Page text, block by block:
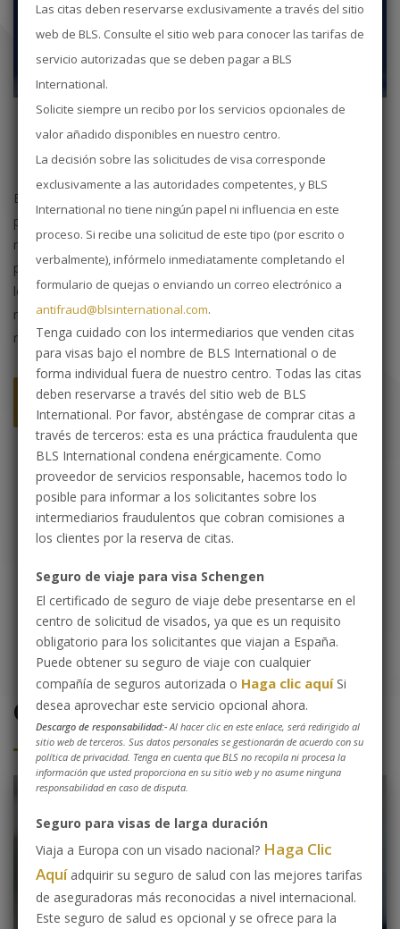
Las citas deben reservarse exclusivamente a través del sitio
web de BLS. Consulte el sitio web para conocer las tarifas de
servicio autorizadas que se deben pagar a BLS
International.
Solicite siempre un recibo por los servicios opcionales de
valor añadido disponibles en nuestro centro.
La decisión sobre las solicitudes de visa corresponde
exclusivamente a las autoridades competentes, y BLS
International no tiene ningún papel ni influencia en este
proceso. Si recibe una solicitud de este tipo (por escrito o
verbalmente), infórmelo inmediatamente completando el
formulario de quejas o enviando un correo electrónico a
antifraud@blsinternational.com.
Tenga cuidado con los intermediarios que venden citas
para visas bajo el nombre de BLS International o de
forma individual fuera de nuestro centro. Todas las citas
deben reservarse a través del sitio web de BLS
International. Por favor, absténgase de comprar citas a
través de terceros: esta es una práctica fraudulenta que
BLS International condena enérgicamente. Como
proveedor de servicios responsable, hacemos todo lo
posible para informar a los solicitantes sobre los
intermediarios fraudulentos que cobran comisiones a
los clientes por la reserva de citas.
Seguro de viaje para visa Schengen
El certificado de seguro de viaje debe presentarse en el
centro de solicitud de visados, ya que es un requisito
obligatorio para los solicitantes que viajan a España.
Puede obtener su seguro de viaje con cualquier
compañía de seguros autorizada o Haga clic aquíSi
desea aprovechar este servicio opcional ahora.
Descargo de responsabilidad:-Al hacer clic en este enlace, será redirigido al
sitio web de terceros. Sus datos personales se gestionarán de acuerdo con su
política de privacidad. Tenga en cuenta que BLS no recopila ni procesa la
información que usted proporciona en su sitio web y no asume ninguna
responsabilidad en caso de disputa.
Seguro para visas de larga duración
Viaja a Europa con un visado nacional? Haga Clic
Aquí adquirir su seguro de salud con las mejores tarifas
de aseguradoras más reconocidas a nivel internacional.
Este seguro de salud es opcional y se ofrece para la
Bienvenido a la página web del Centro de Solicitud de Visados
para España. Esta página web le proporciona la información
necesaria para solicitar un visado Schengen para España como
principal destino de su viaje. Sírvase seguir las instrucciones que
le proporciona esta página web para solicitar su visado de
manera correcta. Así, reducirá el riesgo de que su solicitud sea
rechazada debido a defectos administrativos.
Sobre Nosotros
Cómo aplicar